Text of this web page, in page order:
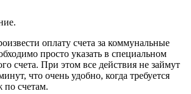
оплату счета за коммунальные
просто указать в специальном
счета. При этом все действия не займут
что очень удобно, когда требуется
по счетам.